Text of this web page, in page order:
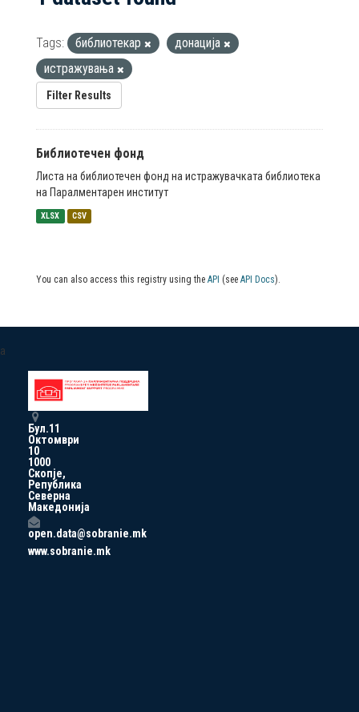
Tags: библиотекар
донација
истражувања
Filter Results
Библиотечен фонд
Листа на библиотечен фонд на истражувачката библиотека
на Паралментарен институт
XLSX CSV
You can also access this registry using the API (see API Docs).
a
Бул.11
Октомври
10
1000
Скопје,
Република
Северна
Македонија
open.data@sobranie.mk
www.sobranie.mk